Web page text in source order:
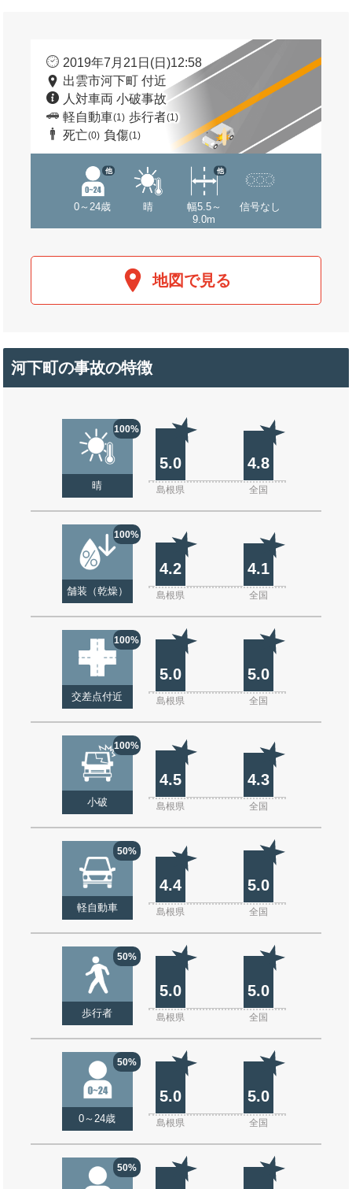
2019年7月21日(日)12:58
出雲市河下町 付近
人対車両 小破事故
軽自動車(1) 歩行者(1)
死亡(0) 負傷(1)
0～24歳
他
晴
幅5.5～
9.0m
他
信号なし
地図で見る
河下町の事故の特徴
100%
晴
5.0 4.8
島根県 全国
100%
舗装（乾燥）
4.2 4.1
島根県 全国
100%
交差点付近
5.0 5.0
島根県 全国
100%
小破
4.5 4.3
島根県 全国
50%
軽自動車
4.4 5.0
島根県 全国
50%
歩行者
5.0 5.0
島根県 全国
50%
0～24歳
5.0 5.0
島根県 全国
50%